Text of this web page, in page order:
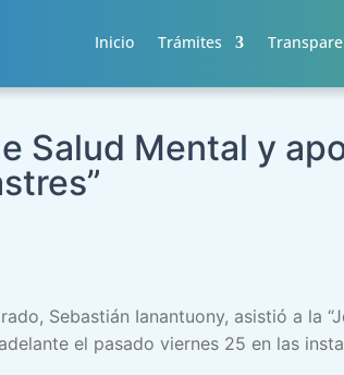
Inicio Trámites
Salud Mental y
Sebastián Ianantuony, asistió a la
el pasado viernes 25 en las